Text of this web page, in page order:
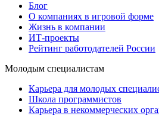
Блог
О компаниях в игровой форме
Жизнь в компании
ИТ-проекты
Рейтинг работодателей России
Молодым специалистам
Карьера для молодых
Школа программистов
Карьера в некоммерческих